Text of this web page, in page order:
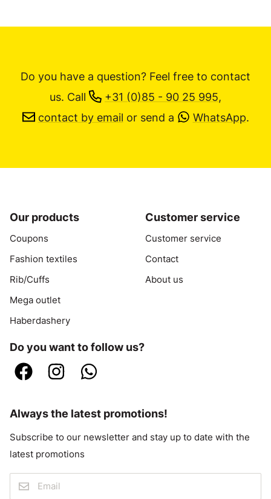
Do you have a question? Feel free to contact
us. Call +31 (0)85 - 90 25 995,
contact by email or send a WhatsApp.
Our products
Coupons
Fashion textiles
Rib/Cuffs
Mega outlet
Haberdashery
Customer service
Customer service
Contact
About us
Do you want to follow us?
Always the latest promotions!
Subscribe to our newsletter and stay up to date with the
latest promotions